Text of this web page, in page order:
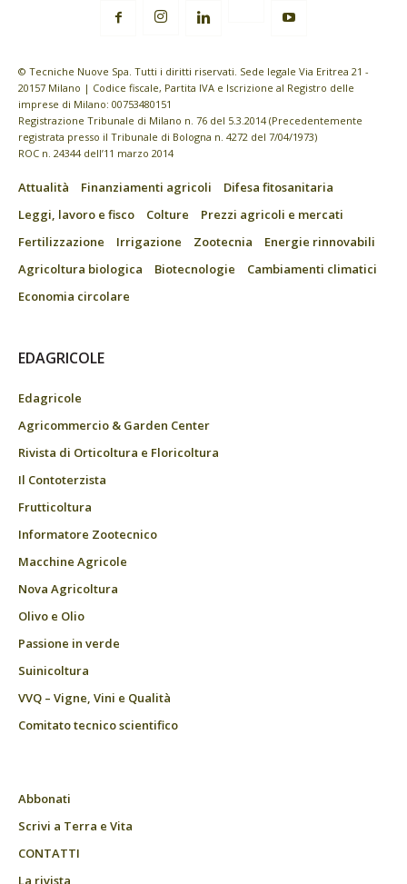
© Tecniche Nuove Spa. Tutti i diritti riservati. Sede legale Via Eritrea 21 -
20157 Milano | Codice fiscale, Partita IVA e Iscrizione al Registro delle
imprese di Milano: 00753480151
Registrazione Tribunale di Milano n. 76 del 5.3.2014 (Precedentemente
registrata presso il Tribunale di Bologna n. 4272 del 7/04/1973)
ROC n. 24344 dell’11 marzo 2014
Attualità Finanziamenti agricoli
Difesa fitosanitaria
Leggi, lavoro e fisco
Colture
Prezzi agricoli e mercati
Fertilizzazione
Irrigazione Zootecnia
Energie rinnovabili
Agricoltura biologica
Biotecnologie
Cambiamenti climatici
Economia circolare
EDAGRICOLE
Edagricole
Agricommercio & Garden Center
Rivista di Orticoltura e Floricoltura
Il Contoterzista
Frutticoltura
Informatore Zootecnico
Macchine Agricole
Nova Agricoltura
Olivo e Olio
Passione in verde
Suinicoltura
VVQ – Vigne, Vini e Qualità
Comitato tecnico scientifico
Abbonati
Scrivi a Terra e Vita
CONTATTI
La rivista